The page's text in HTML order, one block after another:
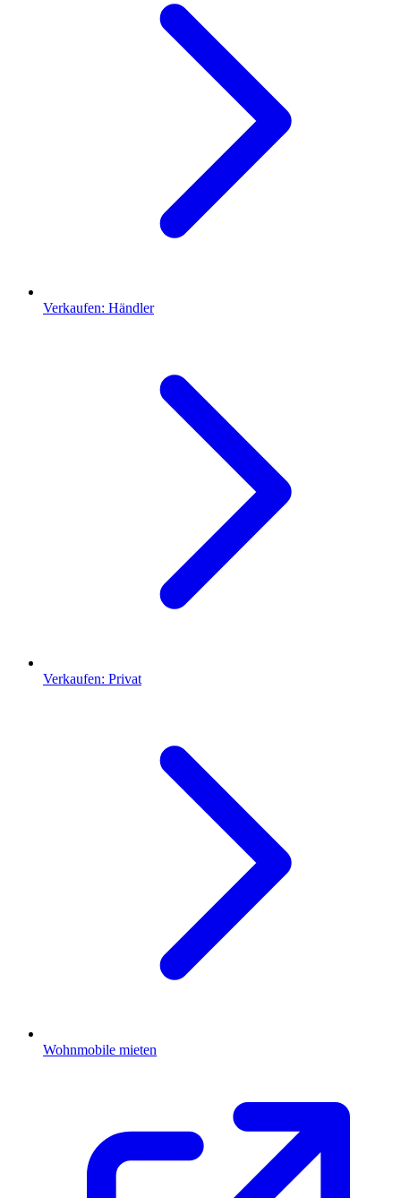
Verkaufen: Händler
Verkaufen: Privat
Wohnmobile mieten